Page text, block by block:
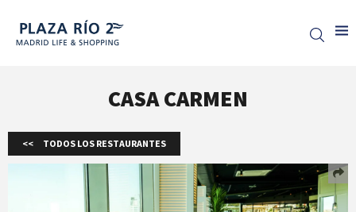
Plaza Rio 2
CASA CARMEN
TODOS LOS RESTAURANTES